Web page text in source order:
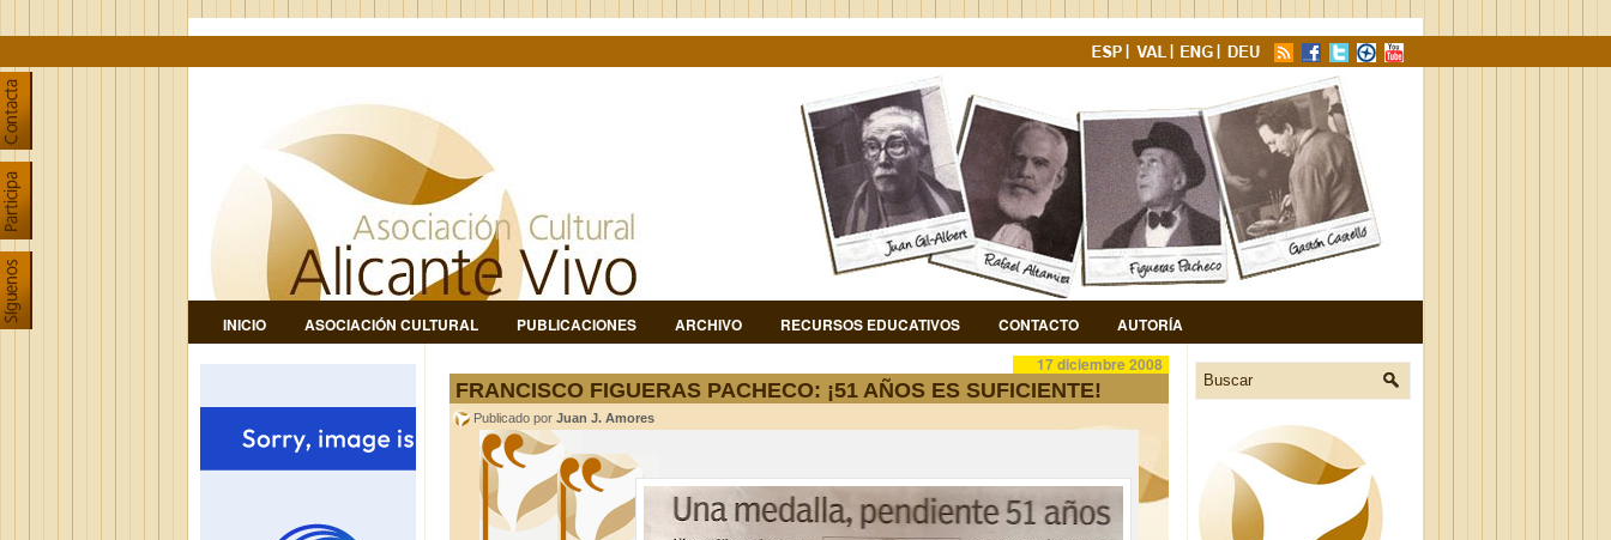
INICIO ASOCIACIÓN CULTURAL PUBLICACIONES ARCHIVO RECURSOS EDUCATIVOS CONTACTO AUTORÍA
17 diciembre 2008
FRANCISCO FIGUERAS PACHECO: ¡51 AÑOS ES SUFICIENTE!
Publicado por Juan J. Amores